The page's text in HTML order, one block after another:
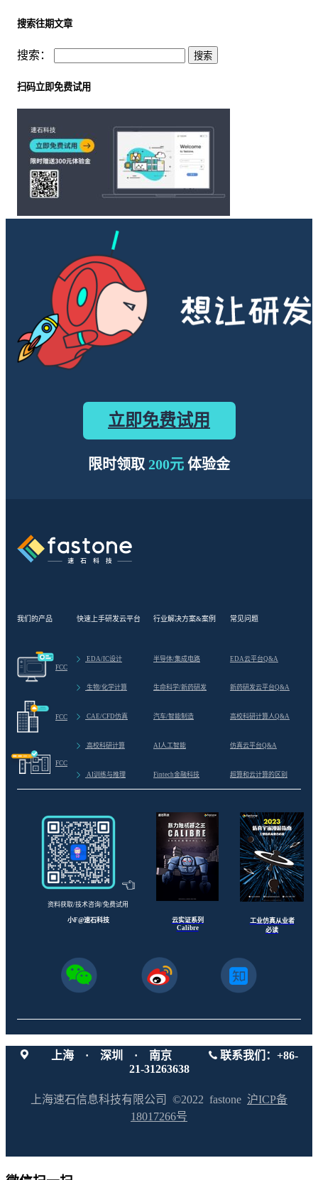
搜索往期文章
搜索：
扫码立即免费试用
立即免费试用
限时领取200元 体验金
我们的产品
FCC
FCC
FCC
快速上手研发云平台
> EDA/IC设计
> 生物/化学计算
> CAE/CFD仿真
> 高校科研计算
> AI训练与推理
行业解决方案&案例
半导体/集成电路
生命科学/新药研发
汽车/智能制造
AI人工智能
Fintech金融科技
常见问题
EDA云平台Q&A
新药研发云平台Q&A
高校科研计算人Q&A
仿真云平台Q&A
超算和云计算的区别
资料获取/技术咨询/免费试用
小F@速石科技
云实证系列
Calibre
工业仿真从业者
必读
上海 · 深圳 · 南京
联系我们：+86-
21-31263638
上海速石信息科技有限公司 ©2022 fastone 沪ICP备
18017266号